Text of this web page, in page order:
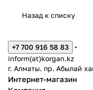
Назад к списку
+7 700 916 58 83
inform(at)korgan.kz
г. Алматы. пр. Абылай
Интернет-магазин